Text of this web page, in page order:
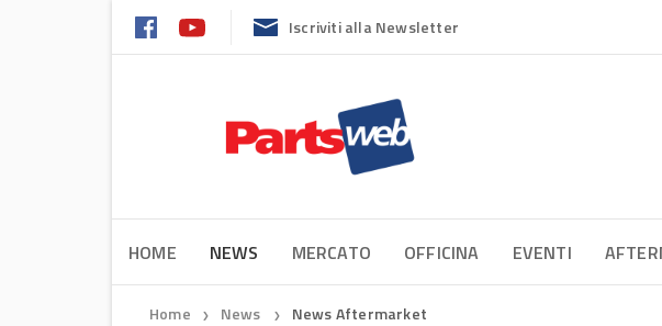
Iscriviti alla Newsletter
HOME NEWS MERCATO OFFICINA EVENTI
Home ❯ News ❯ News Aftermarket